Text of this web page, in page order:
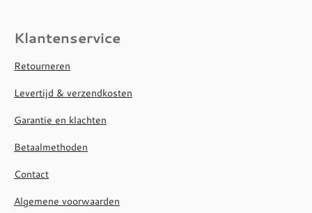
Klantenservice
Retourneren
Levertijd & verzendkosten
Garantie en klachten
Betaalmethoden
Contact
Algemene voorwaarden